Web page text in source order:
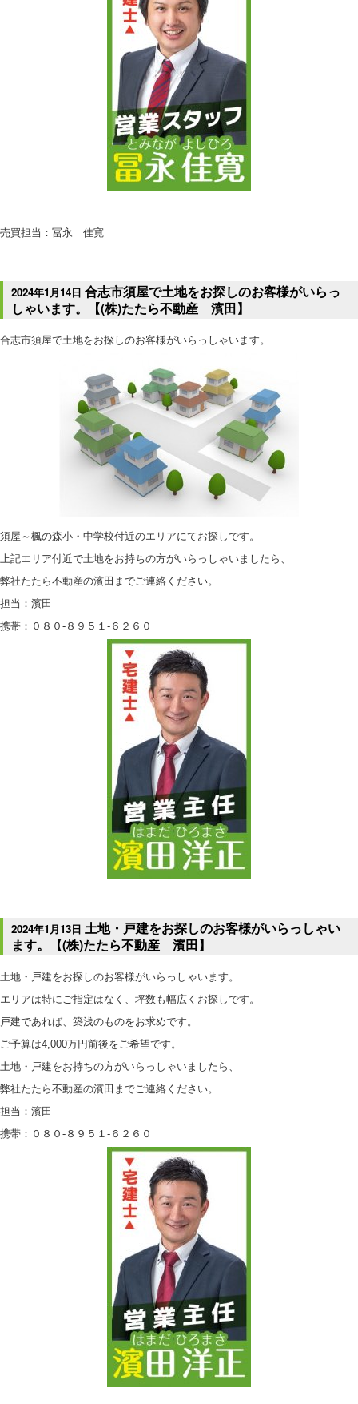
売買担当：冨永 佳寛
2024年1月14日 合志市須屋で土地をお探しのお客様がいらっ
しゃいます。【(株)たたら不動産 濱田】
合志市須屋で土地をお探しのお客様がいらっしゃいます。
須屋～楓の森小・中学校付近のエリアにてお探しです。
上記エリア付近で土地をお持ちの方がいらっしゃいましたら、
弊社たたら不動産の濱田までご連絡ください。
担当：濱田
携帯：０８０-８９５１-６２６０
2024年1月13日 土地・戸建をお探しのお客様がいらっしゃい
ます。【(株)たたら不動産 濱田】
土地・戸建をお探しのお客様がいらっしゃいます。
エリアは特にご指定はなく、坪数も幅広くお探しです。
戸建であれば、築浅のものをお求めです。
ご予算は4,000万円前後をご希望です。
土地・戸建をお持ちの方がいらっしゃいましたら、
弊社たたら不動産の濱田までご連絡ください。
担当：濱田
携帯：０８０-８９５１-６２６０